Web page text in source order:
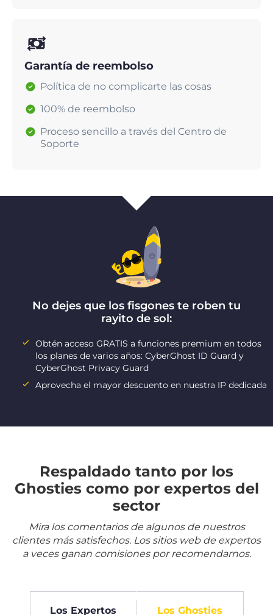
Garantía de reembolso
Política de no complicarte las cosas
100% de reembolso
Proceso sencillo a través del Centro de
Soporte
No dejes que los fisgones te roben tu
rayito de sol:
Obtén acceso GRATIS a funciones premium en todos
los planes de varios años: CyberGhost ID Guard y
CyberGhost Privacy Guard
Aprovecha el mayor descuento en nuestra IP dedicada
Respaldado tanto por los
Ghosties como por expertos del
sector
Mira los comentarios de algunos de nuestros
clientes más satisfechos. Los sitios web de expertos
a veces ganan comisiones por recomendarnos.
Los Expertos Los Ghosties